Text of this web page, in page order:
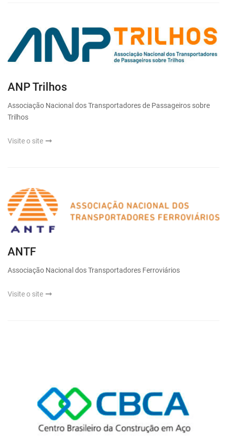
ANP Trilhos
Associação Nacional dos Transportadores de Passageiros sobre
Trilhos
Visite o site
ANTF
Associação Nacional dos Transportadores Ferroviários
Visite o site